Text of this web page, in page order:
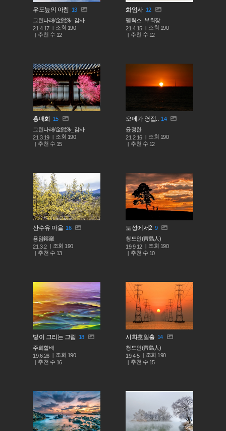
우포늪의 아침 13
그린나래/金熙洙_감사
21.4.17
조회 190
추천 수 12
화엄사 12
펠릭스_부회장
21.4.15
조회 190
추천 수 12
홍매화 15
그린나래/金熙洙_감사
21.3.19
조회 190
추천 수 15
오메가 영접..
14
윤정한
21.2.16
조회 190
추천 수 12
산수유 마을 16
용암鎔巖
21.3.2
조회 190
추천 수 13
토성에서2 9
청도인(靑島人)
19.9.12
조회 190
추천 수 10
빛이 그리는 그림 18
주희할배
19.6.26
조회 190
추천 수 16
시화호일출 14
청도인(靑島人)
19.4.5
조회 190
추천 수 15